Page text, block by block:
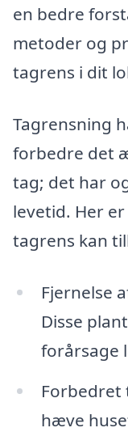
en bedre
metoder og
tagrens i dit
Tagrensning
forbedre det
tag; det har
levetid. Her
tagrens kan
Fjernelse
Disse
forårsage
Forbedret
hæve